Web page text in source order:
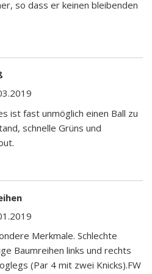
so dass er keinen bleibenden
ist fast unmöglich einen Ball zu
schnelle Grüns und
Merkmale. Schlechte
Baumreihen links und rechts
(Par 4 mit zwei Knicks).FW